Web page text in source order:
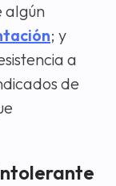
algún
; y
a
de